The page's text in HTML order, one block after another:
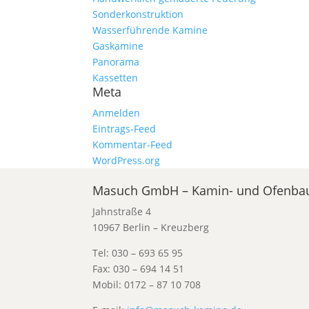
Sonderkonstruktion
Wasserführende Kamine
Gaskamine
Panorama
Kassetten
Meta
Anmelden
Eintrags-Feed
Kommentar-Feed
WordPress.org
Masuch GmbH – Kamin- und
Jahnstraße 4
10967 Berlin – Kreuzberg
Tel: 030 – 693 65 95
Fax: 030 – 694 14 51
Mobil: 0172 – 87 10 708